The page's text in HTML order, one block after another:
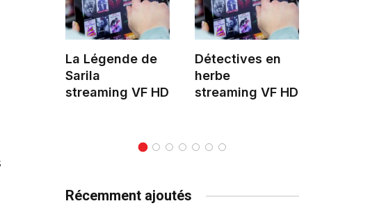
HD
La Légende de
Sarila
streaming VF HD
Détectives en
herbe
streaming VF HD
Récemment ajoutés